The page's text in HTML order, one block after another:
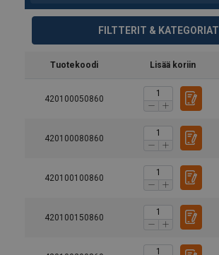
FILTTERIT & KATEGORIAT
Tuotekoodi Lisää koriin
420100050860
420100080860
420100100860
420100150860